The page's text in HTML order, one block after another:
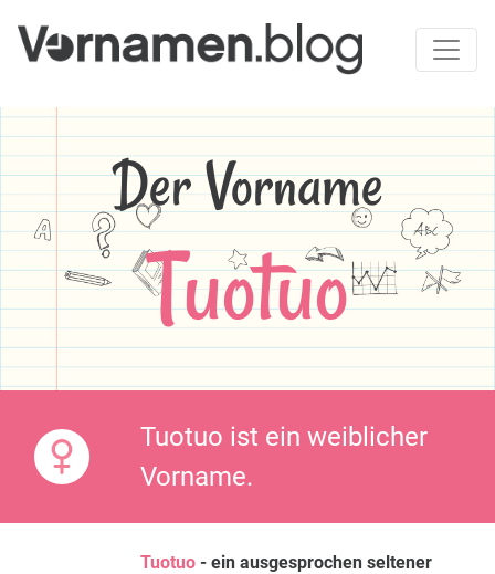
Der Vorname
Tuotuo
Tuotuo ist ein weiblicher
Vorname.
Tuotuo - ein ausgesprochen seltener